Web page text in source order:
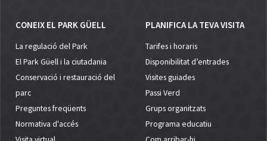
CONEIX EL PARK GÜELL
La regulació del Park
El Park Güell i la ciutadania
Conservació i restauració del
parc
Preguntes freqüents
Normativa d'accés
PLANIFICA LA TEVA VISITA
Tarifes i horaris
Disponibilitat d’entrades
Visites guiades
Passi Verd
Grups organitzats
Programa educatiu